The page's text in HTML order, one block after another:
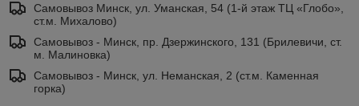
Самовывоз Минск, ул. Уманская, 54 (1-й этаж ТЦ «Глобо»,
ст.м. Михалово)
Самовывоз - Минск, пр. Дзержинского, 131 (Брилевичи, ст.
м. Малиновка)
Самовывоз - Минск, ул. Неманская, 2 (ст.м. Каменная
горка)